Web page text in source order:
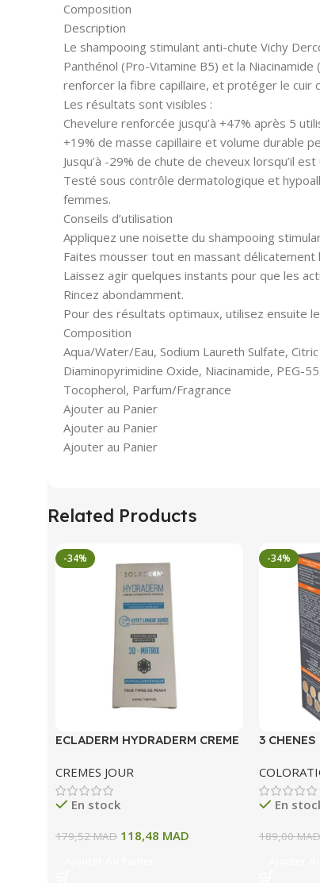
Composition
Description
Le shampooing stimulant anti-chute Vichy
Panthénol (Pro-Vitamine B5) et la
renforcer la fibre capillaire, et protéger le cuir
Les résultats sont visibles :
Chevelure renforcée jusqu’à +47% après 5
+19% de masse capillaire et volume durable
Jusqu’à -29% de chute de cheveux lorsqu’il
Testé sous contrôle dermatologique et
femmes.
Conseils d’utilisation
Appliquez une noisette du shampooing
Faites mousser tout en massant délicatement
Laissez agir quelques instants pour que les
Rincez abondamment.
Pour des résultats optimaux, utilisez ensuite
Composition
Aqua/Water/Eau, Sodium Laureth Sulfate,
Diaminopyrimidine Oxide, Niacinamide, PEG-
Tocopherol, Parfum/Fragrance
Ajouter au Panier
Ajouter au Panier
Ajouter au Panier
Related Products
-34%
ECLADERM HYDRADERM CREME
ML
CREMES JOUR
En stock
179,52MAD 118,48 MAD
-34%
3
A BLOND
En
189,00MAD